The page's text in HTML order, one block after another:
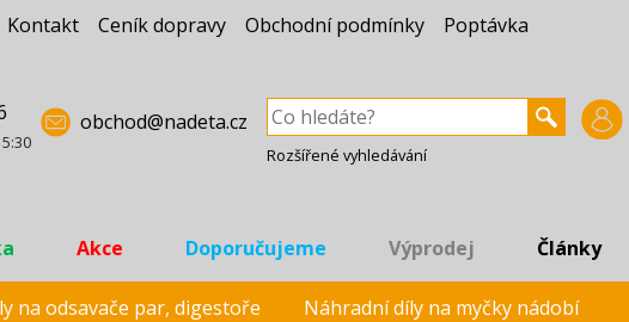
Kontakt Ceník dopravy Obchodní podmínky Poptávka
obchod@nadeta.cz
Rozšířené vyhledávání
Akce Doporučujeme Výprodej Články
na odsavače par, digestoře Náhradní díly na myčky nádobí